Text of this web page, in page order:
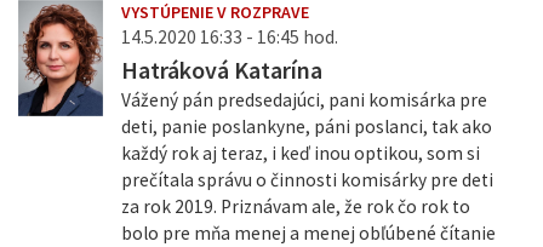
VYSTÚPENIE V ROZPRAVE
14.5.2020 16:33 - 16:45 hod.
Hatráková Katarína
Vážený pán predsedajúci, pani komisárka pre
deti, panie poslankyne, páni poslanci, tak ako
každý rok aj teraz, i keď inou optikou, som si
prečítala správu o činnosti komisárky pre deti
za rok 2019. Priznávam ale, že rok čo rok to
bolo pre mňa menej a menej obľúbené čítanie